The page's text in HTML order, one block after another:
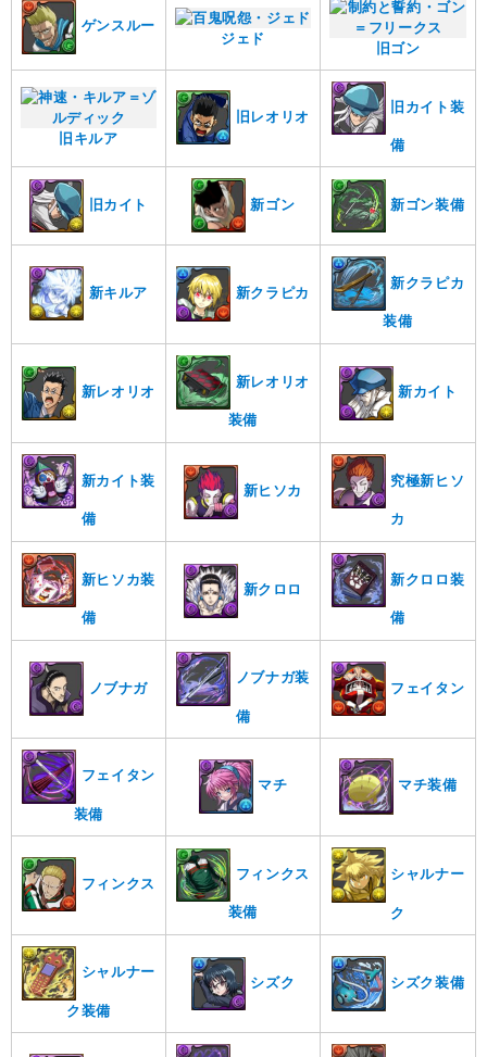
ゲンスルー
ジェド
旧ゴン
旧キルア
旧レオリオ
旧カイト装
備
旧カイト 新ゴン 新ゴン装備
新キルア 新クラピカ
新クラピカ
装備
新レオリオ
新レオリオ
装備
新カイト
新カイト装
備
新ヒソカ
究極新ヒソ
カ
新ヒソカ装
備
新クロロ
新クロロ装
備
ノブナガ
ノブナガ装
備
フェイタン
フェイタン
装備
マチ マチ装備
フィンクス
フィンクス
装備
シャルナー
ク
シャルナー
ク装備
シズク シズク装備